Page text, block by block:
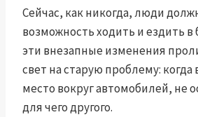
Сейчас, как никогда, люди
возможность ходить и ездить в
эти внезапные изменения
свет на старую проблему:
место вокруг автомобилей, не
для чего другого.